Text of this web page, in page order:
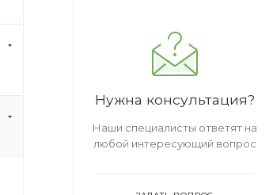
Нужна консультация?
Наши специалисты ответят на
любой интересующий вопрос